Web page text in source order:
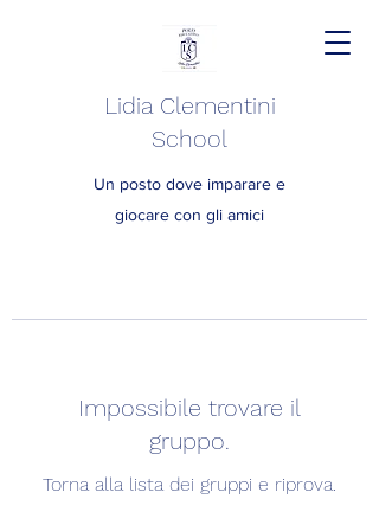
Lidia Clementini
School
Un posto dove imparare e
giocare con gli amici
Impossibile trovare il
gruppo.
Torna alla lista dei gruppi e riprova.